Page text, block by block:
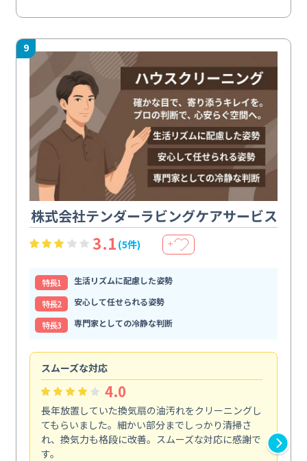
9
株式会社テンダーラビングケアサービス
3.1 (5件) ＋
特⻑1
生活リズムに配慮した姿勢
特⻑2
安心して任せられる姿勢
特⻑3
専門家としての冷静な判断
スムーズな対応
4.0
長年放置していた換気扇の油汚れをクリーニングし
てもらいました。細かい部分までしっかり清掃さ
れ、換気力も格段に改善。スムーズな対応に感謝で
す。